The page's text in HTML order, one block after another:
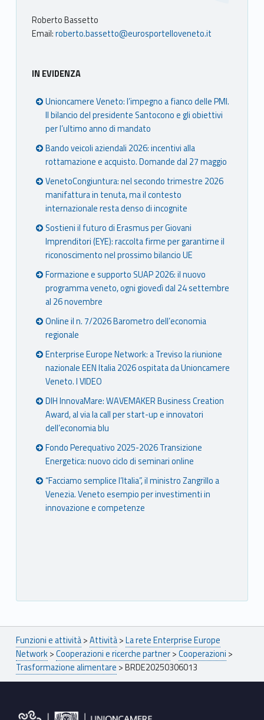
Roberto Bassetto
Email:roberto.bassetto@eurosportelloveneto.it
IN EVIDENZA
Unioncamere Veneto: l’impegno a fianco delle PMI.
Il bilancio del presidente Santocono e gli obiettivi
per l’ultimo anno di mandato
Bando veicoli aziendali 2026: incentivi alla
rottamazione e acquisto. Domande dal 27 maggio
VenetoCongiuntura: nel secondo trimestre 2026
manifattura in tenuta, ma il contesto
internazionale resta denso di incognite
Sostieni il futuro di Erasmus per Giovani
Imprenditori (EYE): raccolta firme per garantirne il
riconoscimento nel prossimo bilancio UE
Formazione e supporto SUAP 2026: il nuovo
programma veneto, ogni giovedì dal 24 settembre
al 26 novembre
Online il n. 7/2026 Barometro dell’economia
regionale
Enterprise Europe Network: a Treviso la riunione
nazionale EEN Italia 2026 ospitata da Unioncamere
Veneto. I VIDEO
DIH InnovaMare: WAVEMAKER Business Creation
Award, al via la call per start-up e innovatori
dell’economia blu
Fondo Perequativo 2025-2026 Transizione
Energetica: nuovo ciclo di seminari online
“Facciamo semplice l’Italia”, il ministro Zangrillo a
Venezia. Veneto esempio per investimenti in
innovazione e competenze
Breadcrumbs navigation
Funzioni e attività>Attività>La rete Enterprise Europe
Network>Cooperazioni e ricerche partner>Cooperazioni >
Trasformazione alimentare >BRDE20250306013